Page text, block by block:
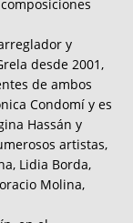
y
desde 2001,
de ambos
Condomí y es
Hassán y
artistas,
Lidia Borda,
Molina,